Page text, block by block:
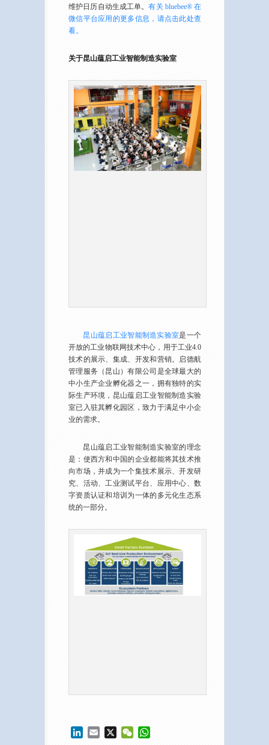
维护日历自动生成工单。有关 bluebee® 在
微信平台应用的更多信息，请点击此处查
看。
关于昆山蕴启工业智能制造实验室
昆山蕴启工业智能制造实验室是一个
开放的工业物联网技术中心，用于工业4.0
技术的展示、集成、开发和营销。启德航
管理服务（昆山）有限公司是全球最大的
中小生产企业孵化器之一，拥有独特的实
际生产环境，昆山蕴启工业智能制造实验
室已入驻其孵化园区，致力于满足中小企
业的需求。
昆山蕴启工业智能制造实验室的理念
是：使西方和中国的企业都能将其技术推
向市场，并成为一个集技术展示、开发研
究、活动、工业测试平台、应用中心、数
字资质认证和培训为一体的多元化生态系
统的一部分。
LinkedIn
Email X WeChat